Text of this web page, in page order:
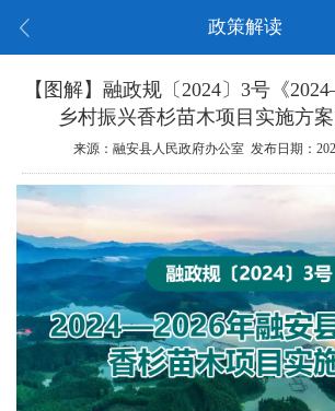
政策解读
【图解】融政规〔2024〕3号《
乡村振兴香杉苗木项目实施方
来源：融安县人民政府办公室 发布日期：